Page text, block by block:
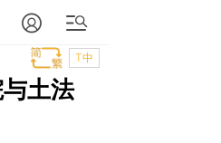
T中
土法